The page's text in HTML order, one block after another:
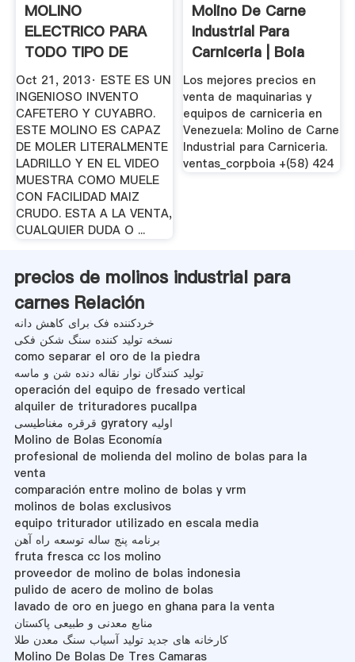
MOLINO
ELECTRICO PARA
TODO TIPO DE
GRANOS O CARNE
YouTube
Oct 21, 2013· ESTE ES UN
INGENIOSO INVENTO
CAFETERO Y CUYABRO.
ESTE MOLINO ES CAPAZ
DE MOLER LITERALMENTE
LADRILLO Y EN EL VIDEO
MUESTRA COMO MUELE
CON FACILIDAD MAIZ
CRUDO. ESTA A LA VENTA,
CUALQUIER DUDA O ...
Molino De Carne
Industrial Para
Carniceria | Boia
Domenico
Los mejores precios en
venta de maquinarias y
equipos de carniceria en
Venezuela: Molino de Carne
Industrial para Carniceria.
ventas_corpboia +(58) 424
precios de molinos industrial para
carnes Relación
خردکننده فک برای کاهش دانه
نسخه تولید کننده سنگ شکن فکی
como separar el oro de la piedra
تولید کنندگان نوار نقاله دنده شن و ماسه
operación del equipo de fresado vertical
alquiler de trituradores pucallpa
قرقره مغناطیسی gyratory اولیه
Molino de Bolas Economía
profesional de molienda del molino de bolas para la
venta
comparación entre molino de bolas y vrm
molinos de bolas exclusivos
equipo triturador utilizado en escala media
برنامه پنج ساله توسعه راه آهن
fruta fresca cc los molino
proveedor de molino de bolas indonesia
pulido de acero de molino de bolas
lavado de oro en juego en ghana para la venta
منابع معدنی و طبیعی پاکستان
کارخانه های جدید تولید آسیاب سنگ معدن طلا
Molino De Bolas De Tres Camaras